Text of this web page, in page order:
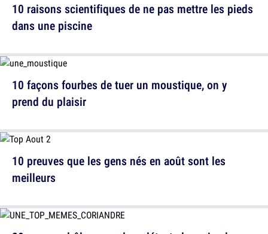
10 façons fourbes de tuer un moustique, on y
prend du plaisir
10 raisons scientifiques de ne pas mettre les pieds
dans une piscine
10 preuves que les gens nés en août sont les
meilleurs